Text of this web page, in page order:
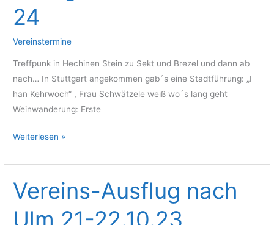
e.V.
am
24.05.2025
24
Vereinstermine
Treffpunk in Hechinen Stein zu Sekt und Brezel und dann ab
nach… In Stuttgart angekommen gab´s eine Stadtführung: „I
han Kehrwoch“ , Frau Schwätzele weiß wo´s lang geht
Weinwanderung: Erste
Tanzfabrikausflug
Stuttgart
am
12.
Okt.
Weiterlesen »
Vereins-Ausflug nach